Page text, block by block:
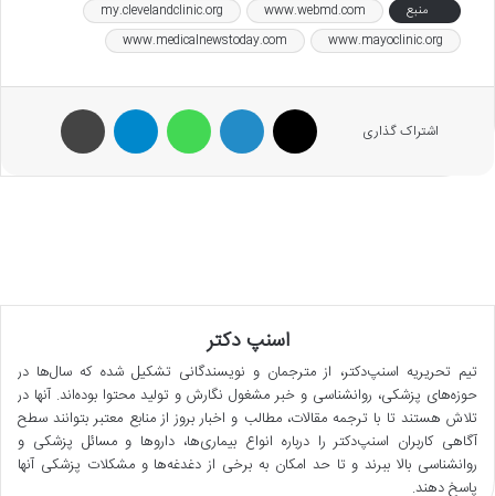
منبع www.webmd.com
my.clevelandclinic.org
www.mayoclinic.org
www.medicalnewstoday.com
اشتراک گذاری
اسنپ دکتر
تیم تحریریه اسنپ‌دکتر، از مترجمان و نویسندگانی تشکیل شده که سال‌ها در
حوزه‌های پزشکی، روانشناسی و خبر مشغول نگارش و تولید محتوا بوده‌اند. آنها در
تلاش هستند تا با ترجمه مقالات، مطالب و اخبار بروز از منابع معتبر بتوانند سطح
آگاهی کاربران اسنپ‌دکتر را درباره انواع بیماری‌ها، داروها و مسائل پزشکی و
روانشناسی بالا ببرند و تا حد امکان به برخی از دغدغه‌ها و مشکلات پزشکی آنها
پاسخ دهند.